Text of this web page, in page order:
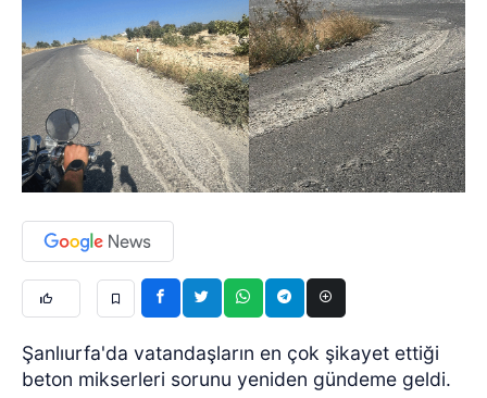
Şanlıurfa'da vatandaşların en çok şikayet ettiği
beton mikserleri sorunu yeniden gündeme geldi.